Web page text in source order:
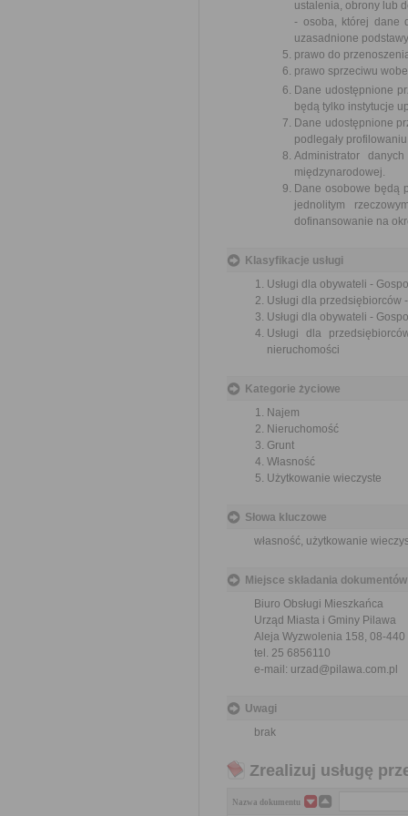
ustalenia, obrony lub
- osoba, której dane
uzasadnione
prawo do
prawo sprzeciwu
Dane udostępnione
będą tylko instytucje
Dane udostępnione
podlegały
Administrator
międzynarodowej.
Dane osobowe będą
jednolitym
dofinansowanie na
Klasyfikacje usługi
Usługi dla obywateli -
Usługi dla
Usługi dla obywateli -
Usługi dla
nieruchomości
Kategorie życiowe
Najem
Nieruchomość
Grunt
Własność
Użytkowanie wieczyste
Słowa kluczowe
własność, użytkowanie
Miejsce składania dokumentów
Biuro Obsługi Mieszkańca
Urząd Miasta i Gminy Pilawa
Aleja Wyzwolenia 158, 08-440
tel. 25 6856110
e-mail: urzad@pilawa.com.pl
Uwagi
brak
Zrealizuj usługę
Nazwa dokumentu